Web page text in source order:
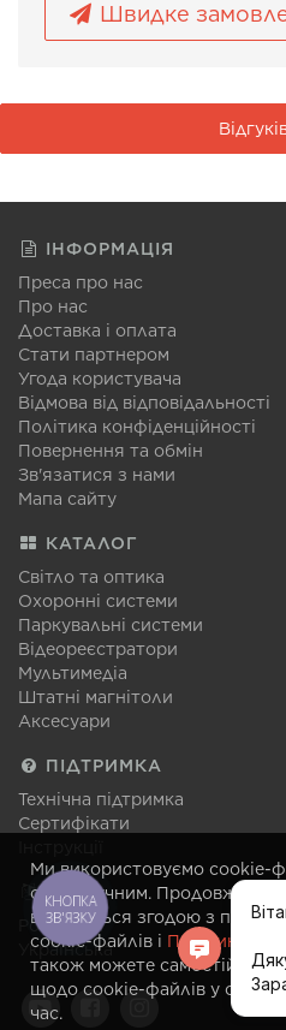
Ми використовуємо cookie-
сайт зручним. Продовження
вважається згодою з
cookie-файлів і Політикою
також можете самостійно
щодо cookie-файлів у
час.
Швидке
ІНФОРМАЦІЯ
Преса про нас
Про нас
Доставка і оплата
Стати партнером
Угода користувача
Відмова від відповідальності
Політика конфіденційності
Повернення та обмін
Зв'язатися з нами
Мапа сайту
КАТАЛОГ
Світло та оптика
Охоронні системи
Паркувальні системи
Відеореєстратори
Мультимедіа
Штатні магнітоли
Аксесуари
ПІДТРИМКА
Технічна підтримка
Сертифікати
МОВА
Російська
Українська
КНОПКА
ЗВ'ЯЗКУ